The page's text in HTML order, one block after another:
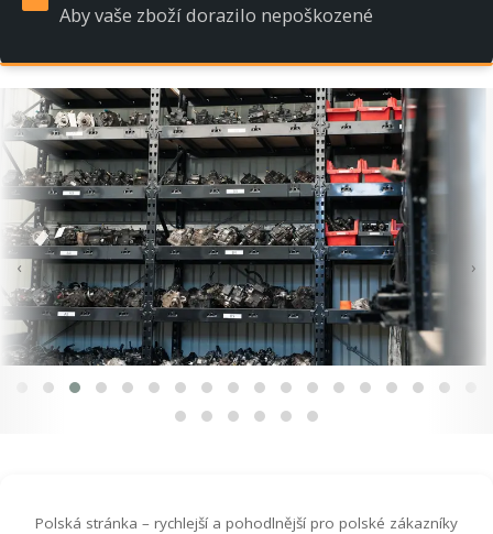
Aby vaše zboží dorazilo nepoškozené
‹ ›
Polská stránka – rychlejší a pohodlnější pro polské zákazníky